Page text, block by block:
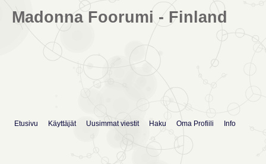
Madonna Foorumi - Finland
Etusivu Käyttäjät Uusimmat viestit Haku Oma Profiili Info